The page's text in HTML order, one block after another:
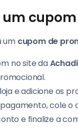
um cupom de
no site da
e adicione os
cole o
e finalize a